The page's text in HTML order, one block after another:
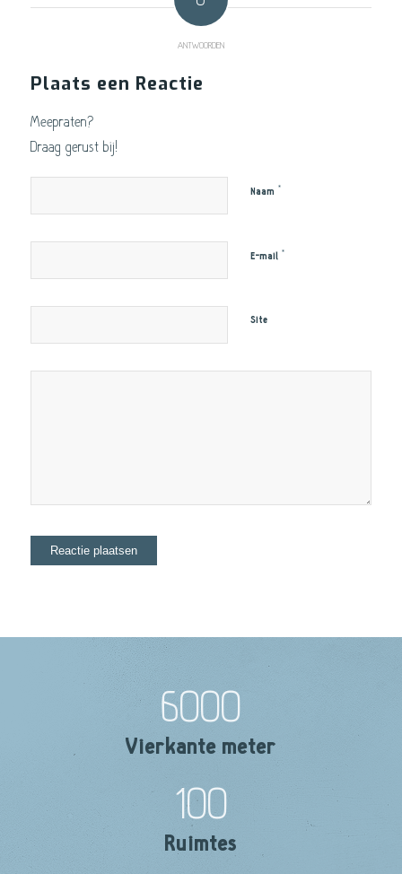
ANTWOORDEN
Plaats een Reactie
Meepraten?
Draag gerust bij!
Naam *
E-mail *
Site
6000
Vierkante meter
100
Ruimtes